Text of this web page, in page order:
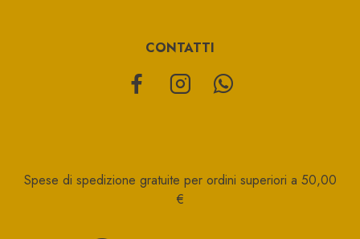
CONTATTI
Spese di spedizione gratuite per ordini superiori a 50,00
€